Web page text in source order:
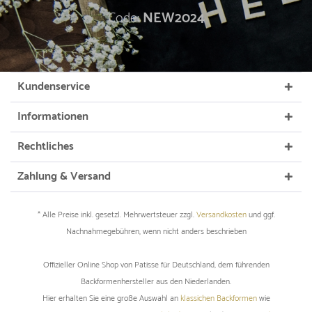
Code:NEW2024
Kundenservice
Informationen
Rechtliches
Zahlung & Versand
* Alle Preise inkl. gesetzl. Mehrwertsteuer zzgl.Versandkostenund ggf.
Nachnahmegebühren, wenn nicht anders beschrieben
Offizieller Online Shop von Patisse für Deutschland, dem führenden
Backformenhersteller aus den Niederlanden.
Hier erhalten Sie eine große Auswahl an klassichen Backformenwie